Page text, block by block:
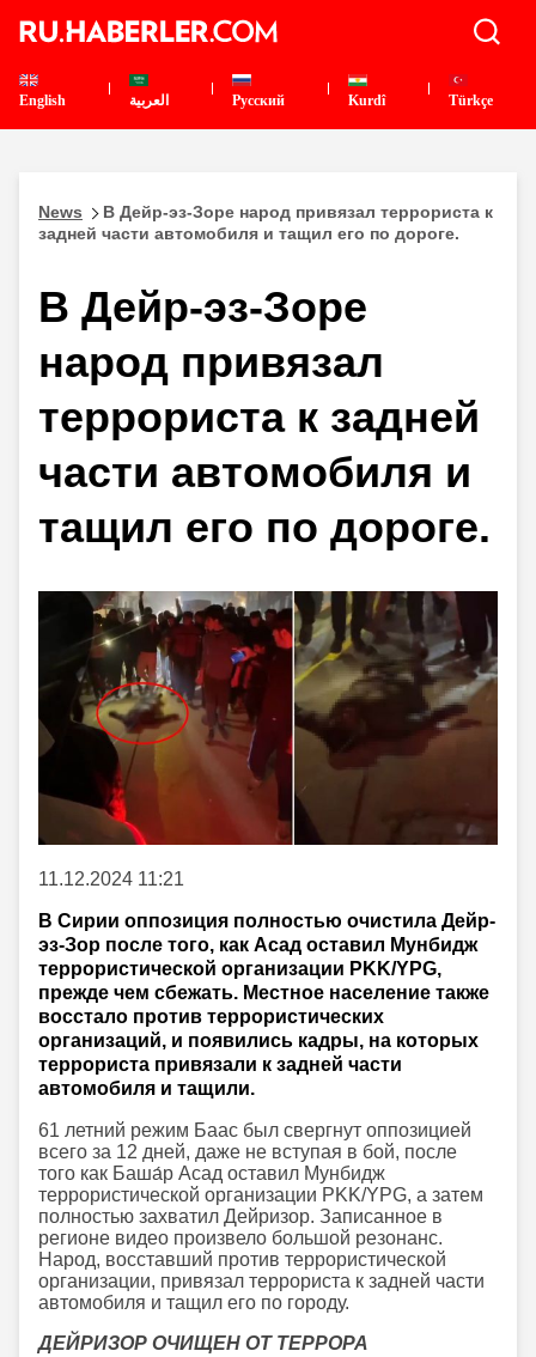
English العربية Pусский Kurdî Türkçe
News
В Дейр-эз-Зоре народ привязал террориста к
задней части автомобиля и тащил его по дороге.
В Дейр-эз-Зоре
народ привязал
террориста к задней
части автомобиля и
тащил его по дороге.
11.12.2024 11:21
В Сирии оппозиция полностью очистила Дейр-
эз-Зор после того, как Асад оставил Мунбидж
террористической организации PKK/YPG,
прежде чем сбежать. Местное население также
восстало против террористических
организаций, и появились кадры, на которых
террориста привязали к задней части
автомобиля и тащили.
61 летний режим Баас был свергнут оппозицией
всего за 12 дней, даже не вступая в бой, после
того как Баша́р Асад оставил Мунбидж
террористической организации PKK/YPG, а затем
полностью захватил Дейризор. Записанное в
регионе видео произвело большой резонанс.
Народ, восставший против террористической
организации, привязал террориста к задней части
автомобиля и тащил его по городу.
ДЕЙРИЗОР ОЧИЩЕН ОТ ТЕРРОРА